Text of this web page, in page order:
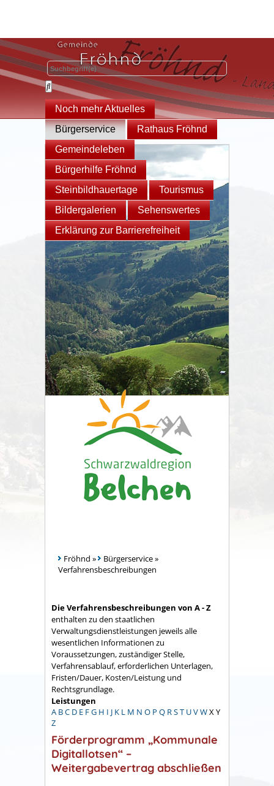
Noch mehr Aktuelles
Bürgerservice
Rathaus Fröhnd
Gemeindeleben
Bürgerhilfe Fröhnd
Steinbildhauertage
Tourismus
Bildergalerien
Sehenswertes
Erklärung zur Barrierefreiheit
Fröhnd » Bürgerservice»
Verfahrensbeschreibungen
Die Verfahrensbeschreibungen von A - Z
enthalten zu den staatlichen
Verwaltungsdienstleistungen jeweils alle
wesentlichen Informationen zu
Voraussetzungen, zuständiger Stelle,
Verfahrensablauf, erforderlichen Unterlagen,
Fristen/Dauer, Kosten/Leistung und
Rechtsgrundlage.
Leistungen
A BC D E FG H I J K L M N O P Q RST UVWX Y
Z
Förderprogramm „Kommunale
Digitallotsen“ –
Weitergabevertrag abschließen